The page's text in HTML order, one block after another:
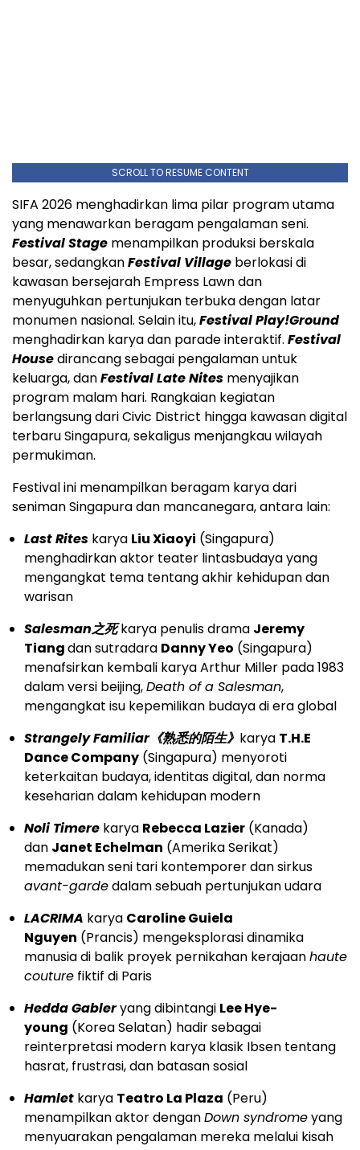
SCROLL TO RESUME CONTENT
SIFA 2026 menghadirkan lima pilar program utama
yang menawarkan beragam pengalaman seni.
Festival Stage menampilkan produksi berskala
besar, sedangkanFestival Village berlokasi di
kawasan bersejarah Empress Lawn dan
menyuguhkan pertunjukan terbuka dengan latar
monumen nasional. Selain itu,Festival Play!Ground
menghadirkan karya dan parade interaktif. Festival
Housedirancang sebagai pengalaman untuk
keluarga, danFestival Late Nites menyajikan
program malam hari. Rangkaian kegiatan
berlangsung dari Civic District hingga kawasan digital
terbaru Singapura, sekaligus menjangkau wilayah
permukiman.
Festival ini menampilkan beragam karya dari
seniman Singapura dan mancanegara, antara lain:
Last Rites karya Liu Xiaoyi (Singapura)
menghadirkan aktor teater lintasbudaya yang
mengangkat tema tentang akhir kehidupan dan
warisan
Salesman之死karya penulis drama Jeremy
Tiangdan sutradara Danny Yeo (Singapura)
menafsirkan kembali karya Arthur Miller pada 1983
dalam versi beijing,Death of a Salesman,
mengangkat isu kepemilikan budaya di era global
Strangely Familiar《熟悉的陌生》 karya T.H.E
Dance Company (Singapura) menyoroti
keterkaitan budaya, identitas digital, dan norma
keseharian dalam kehidupan modern
Noli Timere karya Rebecca Lazier (Kanada)
dan Janet Echelman (Amerika Serikat)
memadukan seni tari kontemporer dan sirkus
avant-gardedalam sebuah pertunjukan udara
LACRIMA karya Caroline Guiela
Nguyen (Prancis) mengeksplorasi dinamika
manusia di balik proyek pernikahan kerajaanhaute
couture fiktif di Paris
Hedda Gableryang dibintangi Lee Hye-
young (Korea Selatan) hadir sebagai
reinterpretasi modern karya klasik Ibsen tentang
hasrat, frustrasi, dan batasan sosial
Hamlet karya Teatro La Plaza (Peru)
menampilkan aktor denganDown syndromeyang
menyuarakan pengalaman mereka melalui kisah